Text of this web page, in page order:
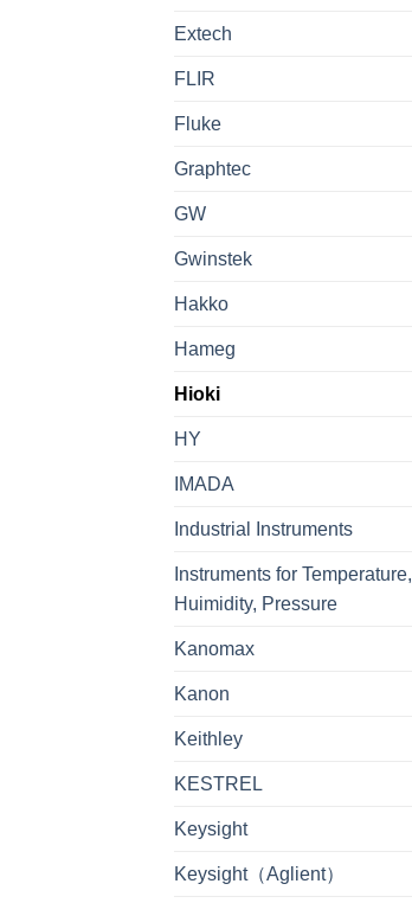
Extech
FLIR
Fluke
Graphtec
GW
Gwinstek
Hakko
Hameg
Hioki
HY
IMADA
Industrial Instruments
Instruments for Temperature,
Huimidity, Pressure
Kanomax
Kanon
Keithley
KESTREL
Keysight
Keysight（Aglient）